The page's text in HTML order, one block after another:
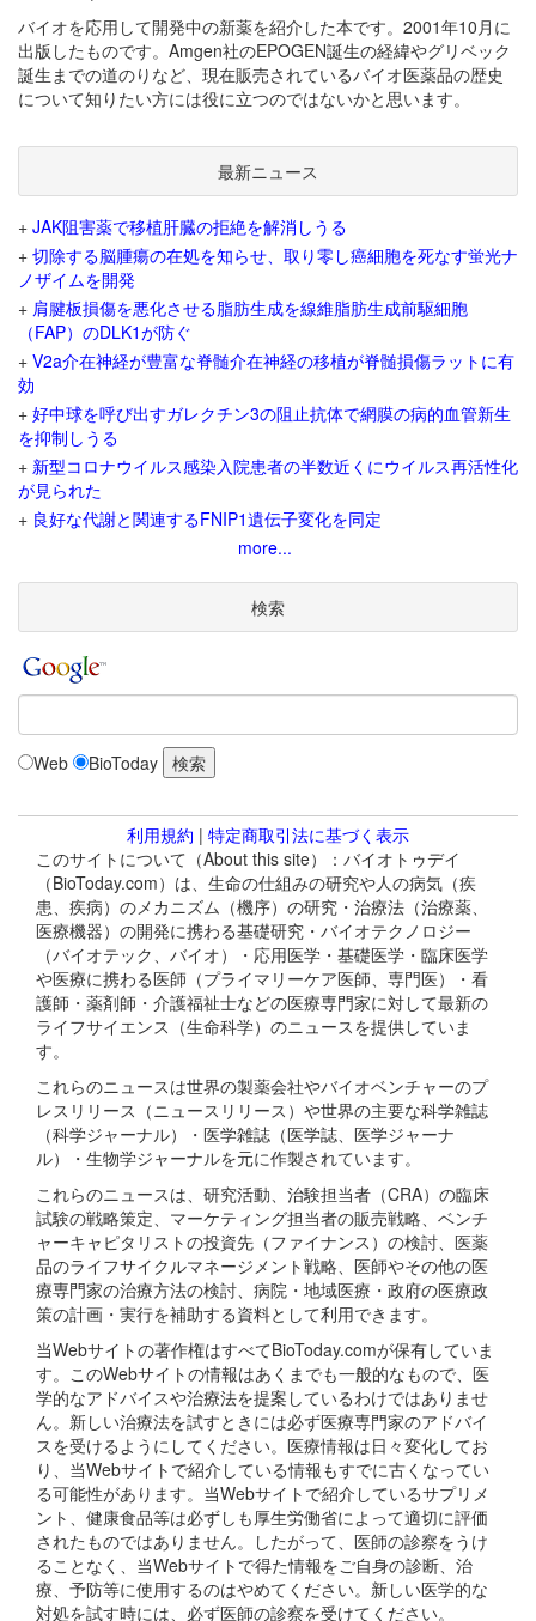
バイオを応用して開発中の新薬を紹介した本です。2001年10月に
出版したものです。Amgen社のEPOGEN誕生の経緯やグリベック
誕生までの道のりなど、現在販売されているバイオ医薬品の歴史
について知りたい方には役に立つのではないかと思います。
最新ニュース
+ JAK阻害薬で移植肝臓の拒絶を解消しうる
+ 切除する脳腫瘍の在処を知らせ、取り零し癌細胞を死なす蛍光ナ
ノザイムを開発
+ 肩腱板損傷を悪化させる脂肪生成を線維脂肪生成前駆細胞
（FAP）のDLK1が防ぐ
+ V2a介在神経が豊富な脊髄介在神経の移植が脊髄損傷ラットに有
効
+ 好中球を呼び出すガレクチン3の阻止抗体で網膜の病的血管新生
を抑制しうる
+ 新型コロナウイルス感染入院患者の半数近くにウイルス再活性化
が見られた
+ 良好な代謝と関連するFNIP1遺伝子変化を同定
more...
検索
Web BioToday
利用規約 | 特定商取引法に基づく表示
このサイトについて（About this site）：バイオトゥデイ
（BioToday.com）は、生命の仕組みの研究や人の病気（疾
患、疾病）のメカニズム（機序）の研究・治療法（治療薬、
医療機器）の開発に携わる基礎研究・バイオテクノロジー
（バイオテック、バイオ）・応用医学・基礎医学・臨床医学
や医療に携わる医師（プライマリーケア医師、専門医）・看
護師・薬剤師・介護福祉士などの医療専門家に対して最新の
ライフサイエンス（生命科学）のニュースを提供していま
す。
これらのニュースは世界の製薬会社やバイオベンチャーのプ
レスリリース（ニュースリリース）や世界の主要な科学雑誌
（科学ジャーナル）・医学雑誌（医学誌、医学ジャーナ
ル）・生物学ジャーナルを元に作製されています。
これらのニュースは、研究活動、治験担当者（CRA）の臨床
試験の戦略策定、マーケティング担当者の販売戦略、ベンチ
ャーキャピタリストの投資先（ファイナンス）の検討、医薬
品のライフサイクルマネージメント戦略、医師やその他の医
療専門家の治療方法の検討、病院・地域医療・政府の医療政
策の計画・実行を補助する資料として利用できます。
当Webサイトの著作権はすべてBioToday.comが保有していま
す。このWebサイトの情報はあくまでも一般的なもので、医
学的なアドバイスや治療法を提案しているわけではありませ
ん。新しい治療法を試すときには必ず医療専門家のアドバイ
スを受けるようにしてください。医療情報は日々変化してお
り、当Webサイトで紹介している情報もすでに古くなってい
る可能性があります。当Webサイトで紹介しているサプリメ
ント、健康食品等は必ずしも厚生労働省によって適切に評価
されたものではありません。したがって、医師の診察をうけ
ることなく、当Webサイトで得た情報をご自身の診断、治
療、予防等に使用するのはやめてください。新しい医学的な
対処を試す時には、必ず医師の診察を受けてください。